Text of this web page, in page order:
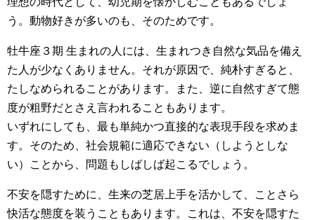
う。動物好きが多いのも、そのためです。
牡牛座３期 生まれの人には、生まれつき自然な気品を備え
た人が少なくありません。それが原因で、純朴すぎると、
たしなめられることがあります。また、逆に自然すぎて態
度が粗野だとさえ言われることもあります。
いずれにしても、最も単純かつ直接的な表現手段を求めま
す。そのため、社会規範に適応できない（しようとしな
い）ことから、問題もしばしば起こるでしょう。
不安を隠すために、生来の芝居上手を活かして、ことさら
快活な態度を装うこともあります。これは、不安を隠すた